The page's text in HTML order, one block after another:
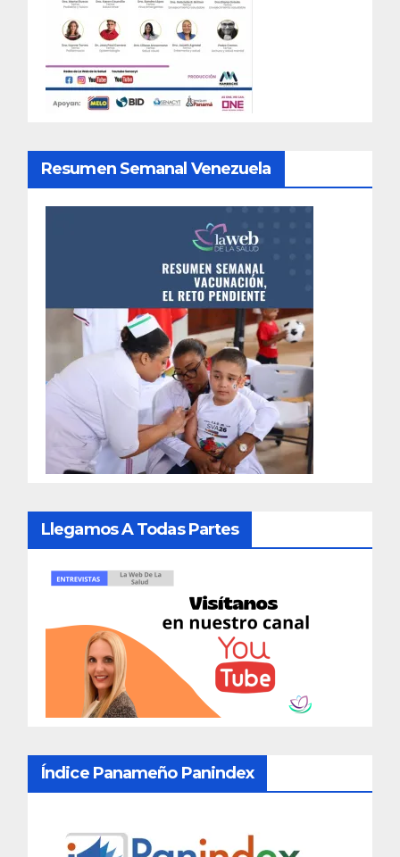
Resumen Semanal Venezuela
Llegamos A Todas Partes
Índice Panameño Panindex